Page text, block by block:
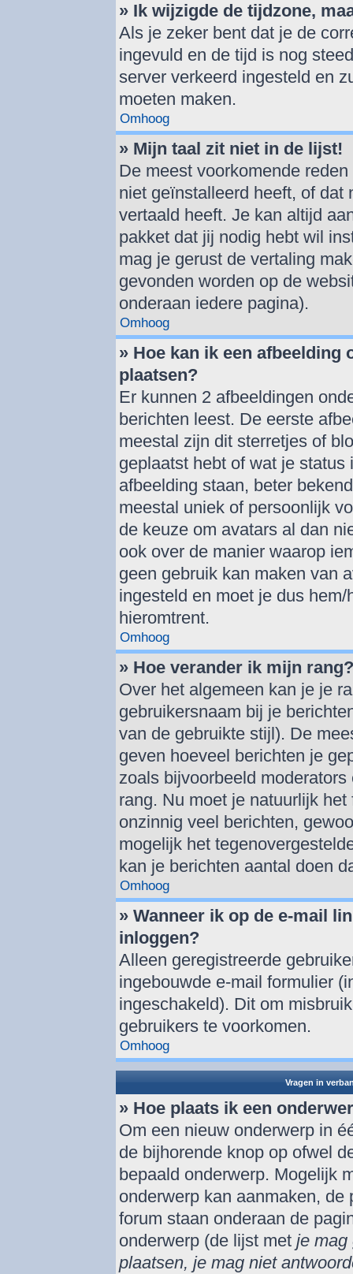
» Ik wijzigde de tijdzone,
Als je zeker bent dat je de
ingevuld en de tijd is nog
server verkeerd ingesteld en
moeten maken.
Omhoog
» Mijn taal zit niet in de lijst!
De meest voorkomende
niet geïnstalleerd heeft, of dat
vertaald heeft. Je kan altijd
pakket dat jij nodig hebt wil
mag je gerust de vertaling
gevonden worden op de
onderaan iedere pagina).
Omhoog
» Hoe kan ik een
plaatsen?
Er kunnen 2 afbeeldingen
berichten leest. De eerste
meestal zijn dit sterretjes of
geplaatst hebt of wat je
afbeelding staan, beter
meestal uniek of persoonlijk
de keuze om avatars al dan
ook over de manier waarop
geen gebruik kan maken van
ingesteld en moet je dus
hieromtrent.
Omhoog
» Hoe verander ik mijn rang?
Over het algemeen kan je je
gebruikersnaam bij je
van de gebruikte stijl). De
geven hoeveel berichten je
zoals bijvoorbeeld
rang. Nu moet je natuurlijk
onzinnig veel berichten,
mogelijk het
kan je berichten aantal doen
Omhoog
» Wanneer ik op de e-mail
inloggen?
Alleen geregistreerde
ingebouwde e-mail formulier
ingeschakeld). Dit om
gebruikers te voorkomen.
Omhoog
Vragen in
» Hoe plaats ik een
Om een nieuw onderwerp in
de bijhorende knop op ofwel
bepaald onderwerp. Mogelijk
onderwerp kan aanmaken,
forum staan onderaan de
onderwerp (de lijst met je mag
plaatsen, je mag niet